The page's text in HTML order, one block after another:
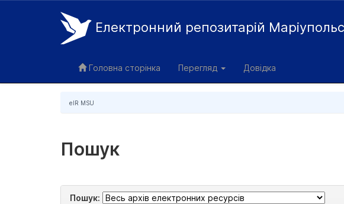
Електронний репозитарій
Головна сторінка Перегляд Довідка
eIR MSU
Пошук
Пошук: